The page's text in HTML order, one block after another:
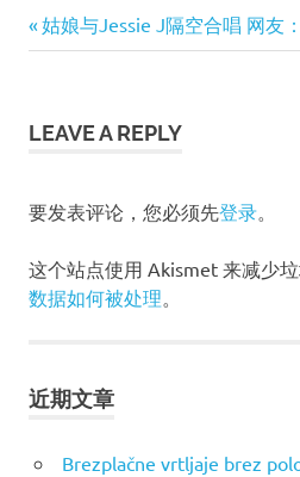
Luminary
Award
Council
文
航
Previous
Post:
姑娘与Jessie J隔空合唱 网友
LEAVE A REPLY
要发表评论，您必须先登录
这个站点使用 Akismet 来减少垃
数据如何被处理
近期文章
Brezplačne vrtljaje brez